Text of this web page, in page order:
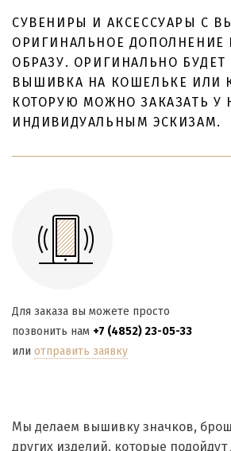
СУВЕНИРЫ И АКСЕССУАРЫ С
ОРИГИНАЛЬНОЕ ДОПОЛНЕНИЕ
ОБРАЗУ. ОРИГИНАЛЬНО БУДЕТ
ВЫШИВКА НА КОШЕЛЬКЕ ИЛИ
КОТОРУЮ МОЖНО ЗАКАЗАТЬ У
ИНДИВИДУАЛЬНЫМ ЭСКИЗАМ.
Для заказа вы можете просто
позвонить нам +7 (4852) 23-05-33
или отправить заявку
Мы делаем вышивку значков,
других изделий, которые подойдут